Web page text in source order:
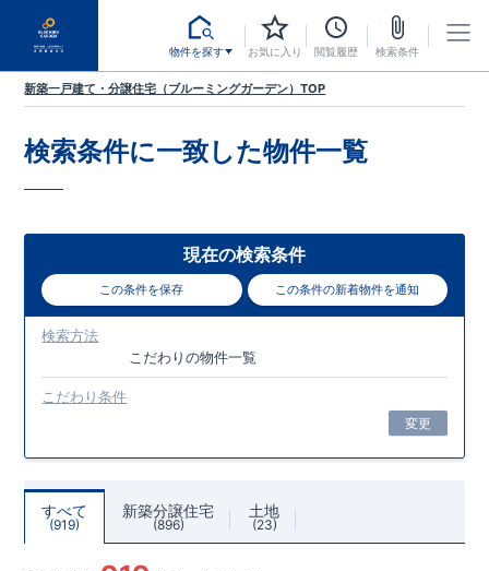
物件を探す お気に入り 閲覧履歴 検索条件
新築一戸建て・分譲住宅（ブルーミングガーデン）TOP
検索条件に一致した物件一覧
現在の検索条件
この条件を保存 この条件の新着物件を通知
検索方法
こだわりの物件一覧
こだわり条件
変更
すべて
919
新築分譲住宅
896
土地
23